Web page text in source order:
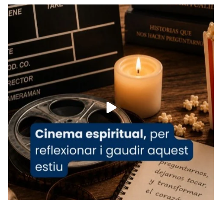
Recupera l'entrevista comp
Vatican
tican News 👇
www.vaticannews.va/es/iglesia/news/2026-
07/carmina-historia-depresion-papa-viaje-
espana-testimoni...
Foto
View on Facebook · Share
Arquebisbat de Barcelona
2 weeks ago
«Avui les santes Juliana i Semproniana ens
ajuden a alçar la mirada»
Mons. Sergi Gordo, bisbe de Tortosa, ha